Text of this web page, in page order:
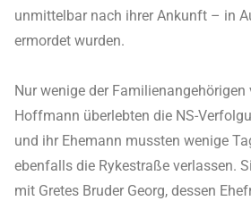
unmittelbar nach ihrer Ankunft – in
ermordet wurden.
Nur wenige der
Hoffmann überlebten die NS-
und ihr Ehemann mussten wenige
ebenfalls die Rykestraße verlassen.
mit Gretes Bruder Georg, dessen